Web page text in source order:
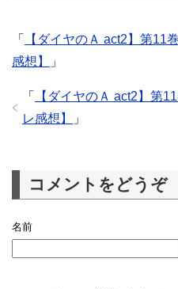
「
【ダイヤのＡ act2】第11
感想】
」
「
【ダイヤのＡ act2】第
レ感想】
」
コメントをどうぞ
名前